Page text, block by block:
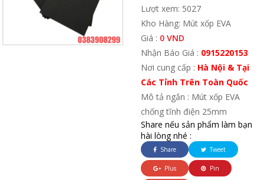
Lượt xem: 5027
Kho Hàng: Mút xốp EVA
Giá : 0 VND
Nhận Báo Giá : 0915220153
Nơi cung cấp : Hà Nội & Tại
Các Tỉnh Trên Toàn Quốc
Mô tả ngắn : Mút xốp EVA
chống tĩnh điện 25mm
Share nếu sản phẩm làm bạn
hài lòng nhé :
Share Tweet
Plus Pin